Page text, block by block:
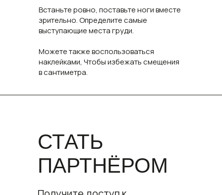
Встаньте ровно, поставьте ноги вместе
зрительно. Определите самые
выступающие места груди.
Можете также воспользоваться
наклейками, Чтобы избежать смещения
в сантиметра.
СТАТЬ
ПАРТНЁРОМ